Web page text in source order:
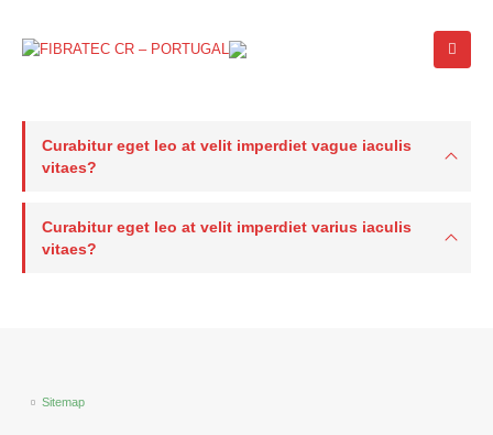
Curabitur eget leo at velit imperdiet vague iaculis
vitaes?
Curabitur eget leo at velit imperdiet varius iaculis
vitaes?
Sitemap